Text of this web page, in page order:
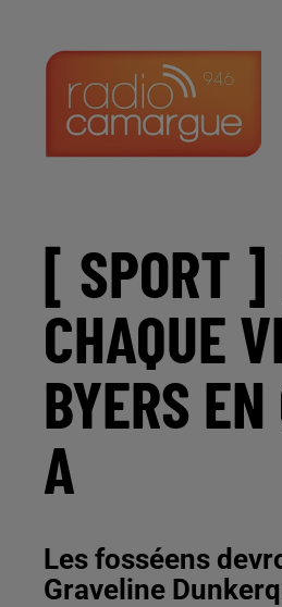
[ SPORT
CHAQUE
BYERS
A
Les fosséens
Graveline